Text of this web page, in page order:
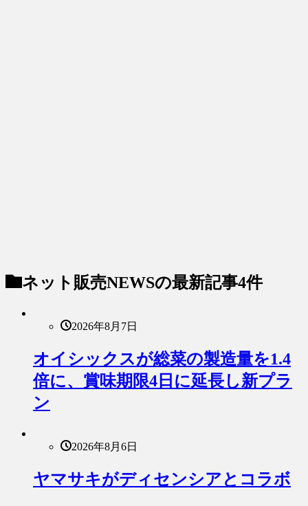
ネット販売NEWSの最新記事4件
2026年8月7日
オイシックスが総菜の製造量を1.4
倍に、賞味期限4日に延長し新プラ
ン
2026年8月6日
ヤマサキがディセンシアとコラボ